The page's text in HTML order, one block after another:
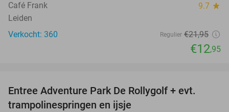
Café Frank 9.7 star
Leiden
Verkocht: 360
Regulier €21,95
€12,95
Entree Adventure Park De Rollygolf + evt.
trampolinespringen en ijsje